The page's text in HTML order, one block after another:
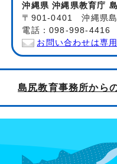
沖縄県 沖縄県教育庁
〒901-0401 沖縄県島
電話：098-998-4416
お問い合わせは専
島尻教育事務所から